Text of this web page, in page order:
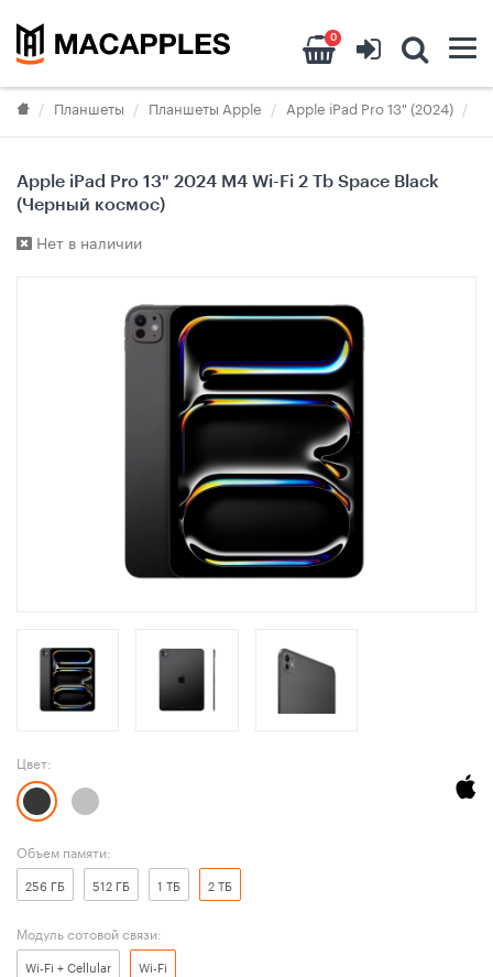
0
Планшеты Планшеты Apple Apple iPad Pro 13" (2024)
Apple iPad Pro 13" 2024 M4 Wi-Fi 2 Tb Space Black
(Черный космос)
Нет в наличии
Цвет:
Объем памяти:
256 ГБ 512 ГБ 1 ТБ 2 ТБ
Модуль сотовой связи:
Wi-Fi + Cellular Wi-Fi